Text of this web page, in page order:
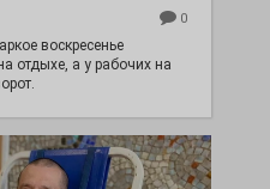
0
воскресенье
отдыхе, а у рабочих на